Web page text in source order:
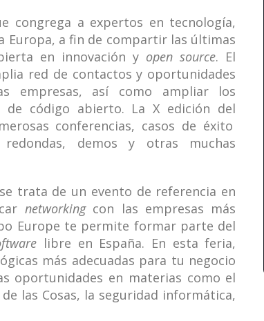
congrega a expertos en tecnología,
Europa, a fin de compartir las últimas
en innovación y open source. El
red de contactos y oportunidades
empresas, así como ampliar los
de código abierto. La X edición del
conferencias, casos de éxito
demos y otras muchas
trata de un evento de referencia en
networking con las empresas más
Europe te permite formar parte del
libre en España. En esta feria,
más adecuadas para tu negocio
oportunidades en materias como el
las Cosas, la seguridad informática,